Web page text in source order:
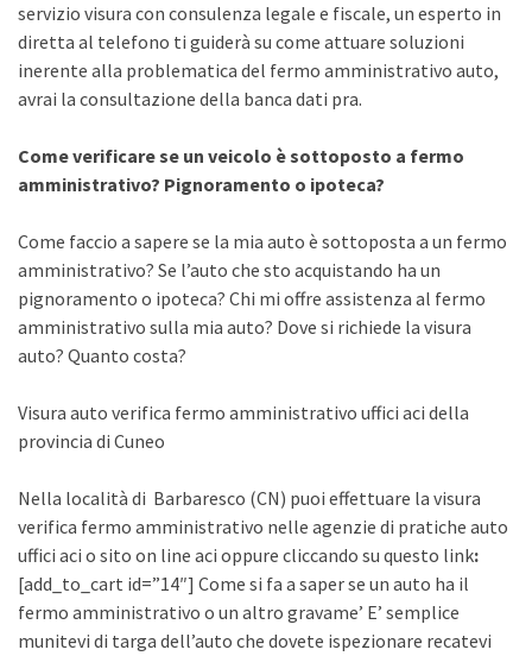
servizio visura con consulenza legale e fiscale, un esperto in
diretta al telefono ti guiderà su come attuare soluzioni
inerente alla problematica del fermo amministrativo auto,
avrai la consultazione della banca dati pra.
Come verificare se un veicolo è sottoposto a fermo
amministrativo? Pignoramento o ipoteca?
Come faccio a sapere se la mia auto è sottoposta a un fermo
amministrativo? Se l’auto che sto acquistando ha un
pignoramento o ipoteca? Chi mi offre assistenza al fermo
amministrativo sulla mia auto? Dove si richiede la visura
auto? Quanto costa?
Visura auto verifica fermo amministrativo uffici aci della
provincia di Cuneo
Nella località di Barbaresco (CN) puoi effettuare la visura
verifica fermo amministrativo nelle agenzie di pratiche auto
uffici aci o sito on line aci oppure cliccando su questo link:
[add_to_cart id=”14″] Come si fa a saper se un auto ha il
fermo amministrativo o un altro gravame’ E’ semplice
munitevi di targa dell’auto che dovete ispezionare recatevi